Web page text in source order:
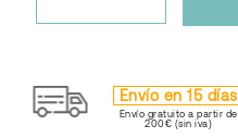
Envío en 15 días
Envío gratuito a partir de
200€ (sin iva)